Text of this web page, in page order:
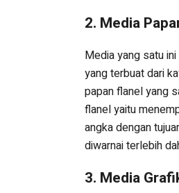
2. Media
Media yang satu
yang terbuat dari
papan flanel yang
flanel yaitu
angka dengan
diwarnai terlebih
3. Media